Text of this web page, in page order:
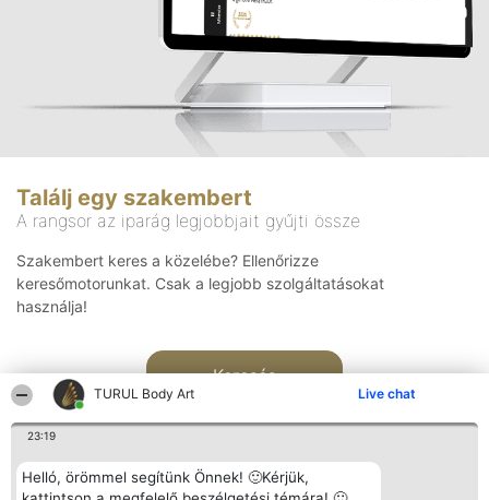
TURUL Body Art Live chat
23:19
Helló, örömmel segítünk Önnek! 🙂Kérjük,
Találj egy szakembert
A rangsor az iparág legjobbjait gyűjti össze
Szakembert keres a közelébe? Ellenőrizze
keresőmotorunkat. Csak a legjobb szolgáltatásokat
használja!
Keresés